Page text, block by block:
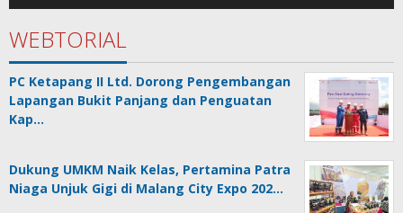
WEBTORIAL
PC Ketapang II Ltd. Dorong Pengembangan
Lapangan Bukit Panjang dan Penguatan
Kap…
Dukung UMKM Naik Kelas, Pertamina Patra
Niaga Unjuk Gigi di Malang City Expo 202…